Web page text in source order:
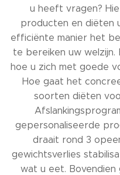
u heeft vragen?
producten en diëten
efficiënte manier het
te bereiken uw
hoe u zich met goede
Hoe gaat het
soorten diëten
gepersonaliseerde
draait rond 3
gewichtsverlies
wat u eet. Bovendien